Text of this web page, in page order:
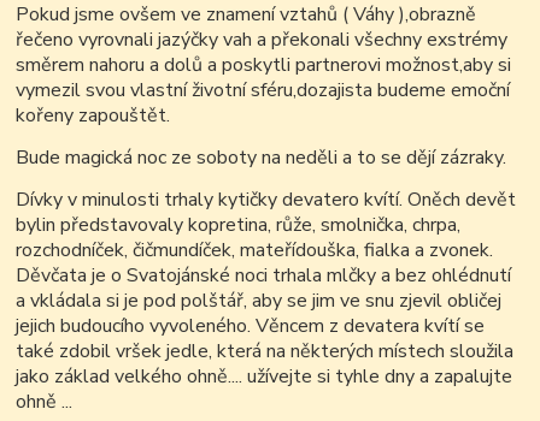
Pokud jsme ovšem ve znamení vztahů ( Váhy ),obrazně
řečeno vyrovnali jazýčky vah a překonali všechny exstrémy
směrem nahoru a dolů a poskytli partnerovi možnost,aby si
vymezil svou vlastní životní sféru,dozajista budeme emoční
kořeny zapouštět.
Bude magická noc ze soboty na neděli a to se dějí zázraky.
Dívky v minulosti trhaly kytičky devatero kvítí. Oněch devět
bylin představovaly kopretina, růže, smolnička, chrpa,
rozchodníček, čičmundíček, mateřídouška, fialka a zvonek.
Děvčata je o Svatojánské noci trhala mlčky a bez ohlédnutí
a vkládala si je pod polštář, aby se jim ve snu zjevil obličej
jejich budoucího vyvoleného. Věncem z devatera kvítí se
také zdobil vršek jedle, která na některých místech sloužila
jako základ velkého ohně.... užívejte si tyhle dny a zapalujte
ohně ...